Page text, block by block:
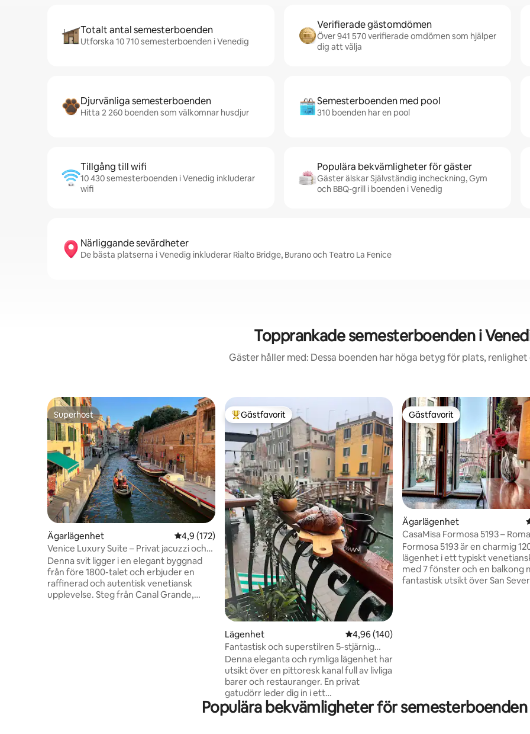
Totalt antal semesterboenden
Utforska 10 710 semesterboenden i Venedig
Verifierade gästomdömen
Över 941 570 verifierade omdömen som hjälper
dig att välja
Djurvänliga semesterboenden
Hitta 2 260 boenden som välkomnar husdjur
Semesterboenden med pool
310 boenden har en pool
Tillgång till wifi
10 430 semesterboenden i Venedig inkluderar
wifi
Populära bekvämligheter för gäster
Gäster älskar Självständig incheckning, Gym
och BBQ-grill i boenden i Venedig
Närliggande sevärdheter
De bästa platserna i Venedig inkluderar Rialto Bridge, Burano och Teatro La Fenice
Topprankade semesterboenden i
Gäster håller med: Dessa boenden har höga betyg för plats, renlighet
Superhost
Superhost
Ägarlägenhet 4,9 av 5 i genomsnittligt betyg, 172 omdömen
4,9 (172)
Venice Luxury Suite – Privat jacuzzi och
design
Denna svit ligger i en elegant byggnad
från före 1800-talet och erbjuder en
raffinerad och autentisk venetiansk
upplevelse. Steg från Canal Grande,
Populär gästfavorit
Gästfavorit
Lägenhet 4,96 av 5 i genomsnittligt betyg, 140
4,96 (140)
Fantastisk och superstilren 5-stjärnig
lägenhet vid kanalen!
Denna eleganta och rymliga lägenhet har
utsikt över en pittoresk kanal full av livliga
barer och restauranger. En privat
gatudörr leder dig in i ett
bottenvåningsverktygsområde (tvätt &
torktumlare) sedan på övervåningen går
Gästfavorit
Gästfavorit
Ägarlägenhet
CasaMisa Formosa 5193 –
utsikt över kanalen
Formosa 5193 är en charmig
lägenhet i ett typiskt
med 7 fönster och en balkong
fantastisk utsikt över San
Populära bekvämligheter för semesterboenden